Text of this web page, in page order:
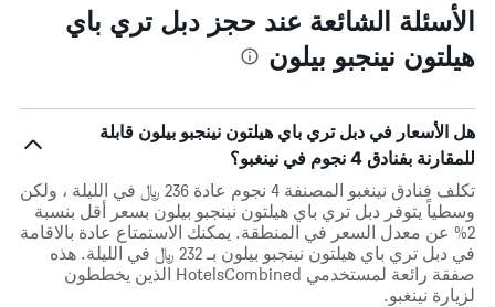
الأسئلة الشائعة عند حجز دبل تري باي
هيلتون نينجبو بيلون
هل الأسعار في دبل تري باي هيلتون نينجبو بيلون قابلة
للمقارنة بفنادق 4 نجوم في نينغبو؟
تكلف فنادق نينغبو المصنفة 4 نجوم عادة 236 ﷼ في الليلة ، ولكن
وسطياً يتوفر دبل تري باي هيلتون نينجبو بيلون بسعر أقل بنسبة
2% عن معدل السعر في المنطقة. يمكنك الاستمتاع عادة بالاقامة
في دبل تري باي هيلتون نينجبو بيلون بـ 232 ﷼ في الليلة. هذه
صفقة رائعة لمستخدمي HotelsCombined الذين يخططون
لزيارة نينغبو.